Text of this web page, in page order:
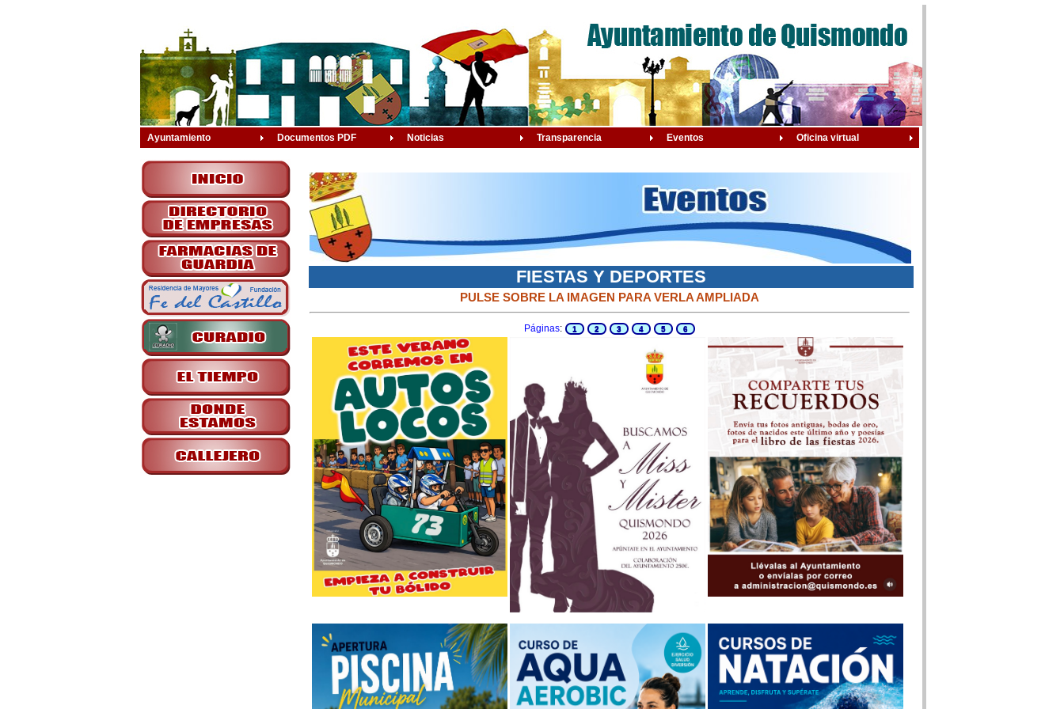
Ayuntamiento Documentos PDF Noticias Transparencia Eventos Oficina virtual
FIESTAS Y DEPORTES
PULSE SOBRE LA IMAGEN PARA VERLA AMPLIADA
Páginas: 1 2 3 4 5 6